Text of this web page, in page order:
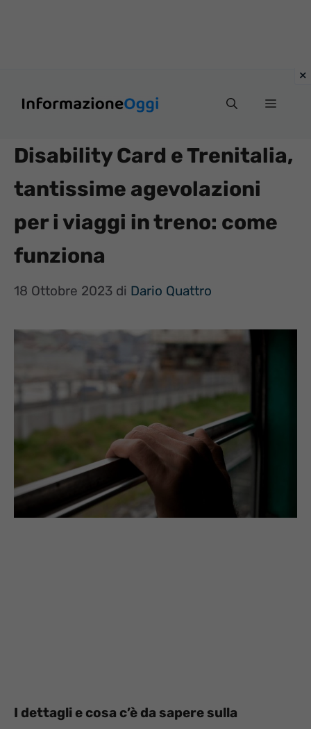
Menu
Disability Card e Trenitalia,
tantissime agevolazioni
per i viaggi in treno: come
funziona
18 Ottobre 2023 di Dario Quattro
I dettagli e cosa c’è da sapere sulla